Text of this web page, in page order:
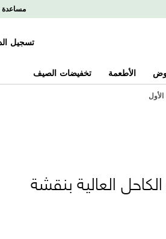
مساعدة
تسجيل
الأطعمة تخفيضات الصيف
العالية بنقشة